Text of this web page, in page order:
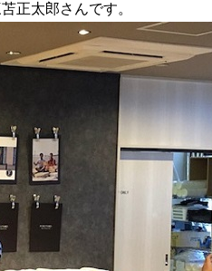
正太郎さんです。